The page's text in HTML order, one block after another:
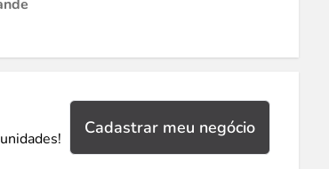
Cadastrar meu negócio